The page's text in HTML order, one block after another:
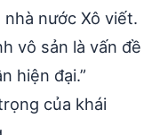
nước Xô viết.
vô sản là vấn đề
hiện đại.”
của khái